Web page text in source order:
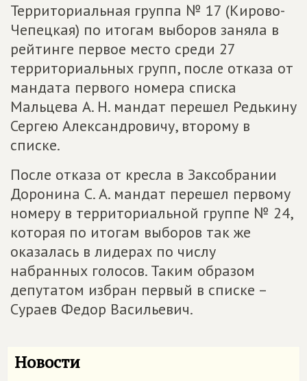
Территориальная группа № 17 (Кирово-
Чепецкая) по итогам выборов заняла в
рейтинге первое место среди 27
территориальных групп, после отказа от
мандата первого номера списка
Мальцева А. Н. мандат перешел Редькину
Сергею Александровичу, второму в
списке.
После отказа от кресла в Заксобрании
Доронина С. А. мандат перешел первому
номеру в территориальной группе № 24,
которая по итогам выборов так же
оказалась в лидерах по числу
набранных голосов. Таким образом
депутатом избран первый в списке –
Сураев Федор Васильевич.
Новости